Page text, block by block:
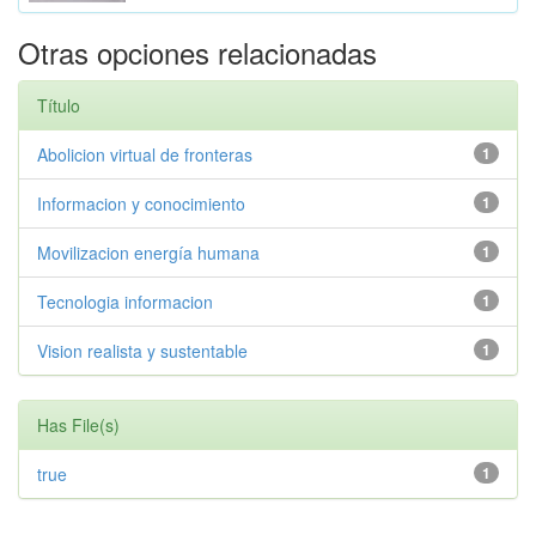
Otras opciones relacionadas
Título
1
Abolicion virtual de fronteras
1
Informacion y conocimiento
1
Movilizacion energía humana
1
Tecnologia informacion
1
Vision realista y sustentable
Has File(s)
1
true